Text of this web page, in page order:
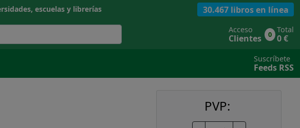
escuelas y librerías 30.467 libros en línea
Acceso
Clientes 0 Total
0 €
Suscríbete
Feeds RSS
PVP: